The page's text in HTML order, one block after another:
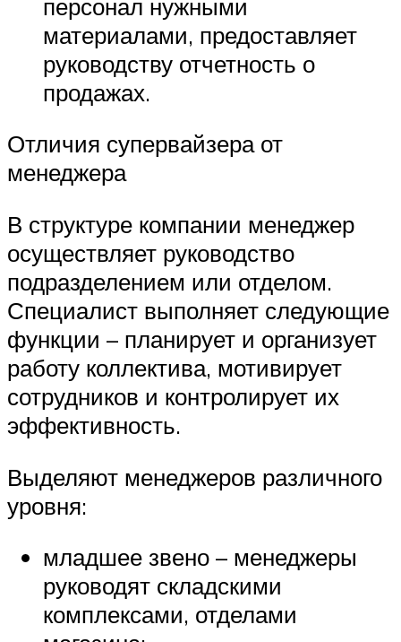
персонал нужными
материалами, предоставляет
руководству отчетность о
продажах.
Отличия супервайзера от
менеджера
В структуре компании менеджер
осуществляет руководство
подразделением или отделом.
Специалист выполняет следующие
функции – планирует и организует
работу коллектива, мотивирует
сотрудников и контролирует их
эффективность.
Выделяют менеджеров различного
уровня:
младшее звено – менеджеры
руководят складскими
комплексами, отделами